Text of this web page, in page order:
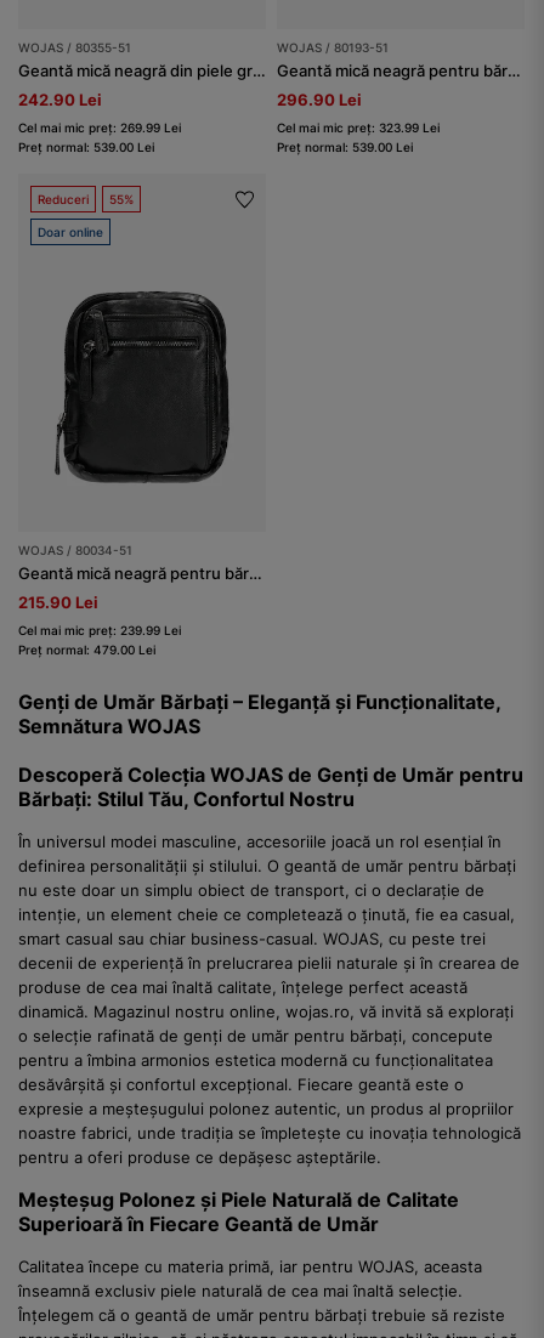
WOJAS / 80355-51
Geantă mică neagră din piele granulată bărbați
242.90 Lei
Cel mai mic preț: 269.99 Lei
Preț normal: 539.00 Lei
WOJAS / 80193-51
Geantă mică neagră pentru bărbați din piele netedă
296.90 Lei
Cel mai mic preț: 323.99 Lei
Preț normal: 539.00 Lei
Reduceri 55%
Doar online
WOJAS / 80034-51
Geantă mică neagră pentru bărbați
215.90 Lei
Cel mai mic preț: 239.99 Lei
Preț normal: 479.00 Lei
Genți de Umăr Bărbați – Eleganță și Funcționalitate,
Semnătura WOJAS
Descoperă Colecția WOJAS de Genți de Umăr pentru
Bărbați: Stilul Tău, Confortul Nostru
În universul modei masculine, accesoriile joacă un rol esențial în
definirea personalității și stilului. O geantă de umăr pentru bărbați
nu este doar un simplu obiect de transport, ci o declarație de
intenție, un element cheie ce completează o ținută, fie ea casual,
smart casual sau chiar business-casual. WOJAS, cu peste trei
decenii de experiență în prelucrarea pielii naturale și în crearea de
produse de cea mai înaltă calitate, înțelege perfect această
dinamică. Magazinul nostru online, wojas.ro, vă invită să explorați
o selecție rafinată de genți de umăr pentru bărbați, concepute
pentru a îmbina armonios estetica modernă cu funcționalitatea
desăvârșită și confortul excepțional. Fiecare geantă este o
expresie a meșteșugului polonez autentic, un produs al propriilor
noastre fabrici, unde tradiția se împletește cu inovația tehnologică
pentru a oferi produse ce depășesc așteptările.
Meșteșug Polonez și Piele Naturală de Calitate
Superioară în Fiecare Geantă de Umăr
Calitatea începe cu materia primă, iar pentru WOJAS, aceasta
înseamnă exclusiv piele naturală de cea mai înaltă selecție.
Înțelegem că o geantă de umăr pentru bărbați trebuie să reziste